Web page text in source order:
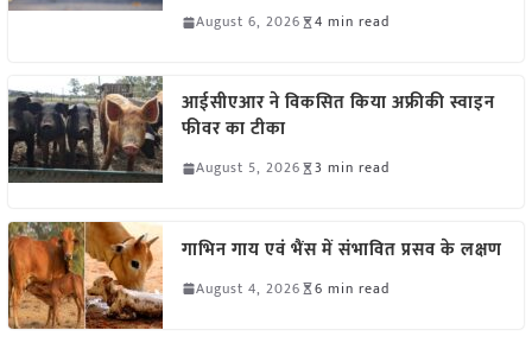
August 6, 2026 4 min read
आईसीएआर ने विकसित किया अफ्रीकी स्वाइन
फीवर का टीका
August 5, 2026 3 min read
गाभिन गाय एवं भैंस में संभावित प्रसव के लक्षण
August 4, 2026 6 min read